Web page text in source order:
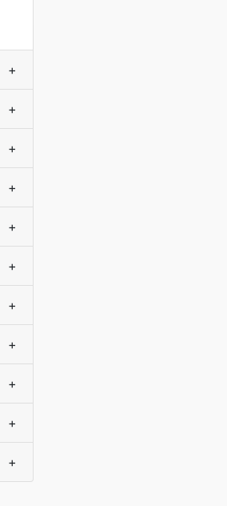
+
+
+
+
+
+
+
+
+
+
+